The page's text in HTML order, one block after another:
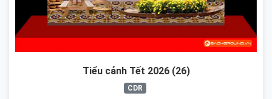
Tiểu cảnh Tết 2026 (26)
CDR